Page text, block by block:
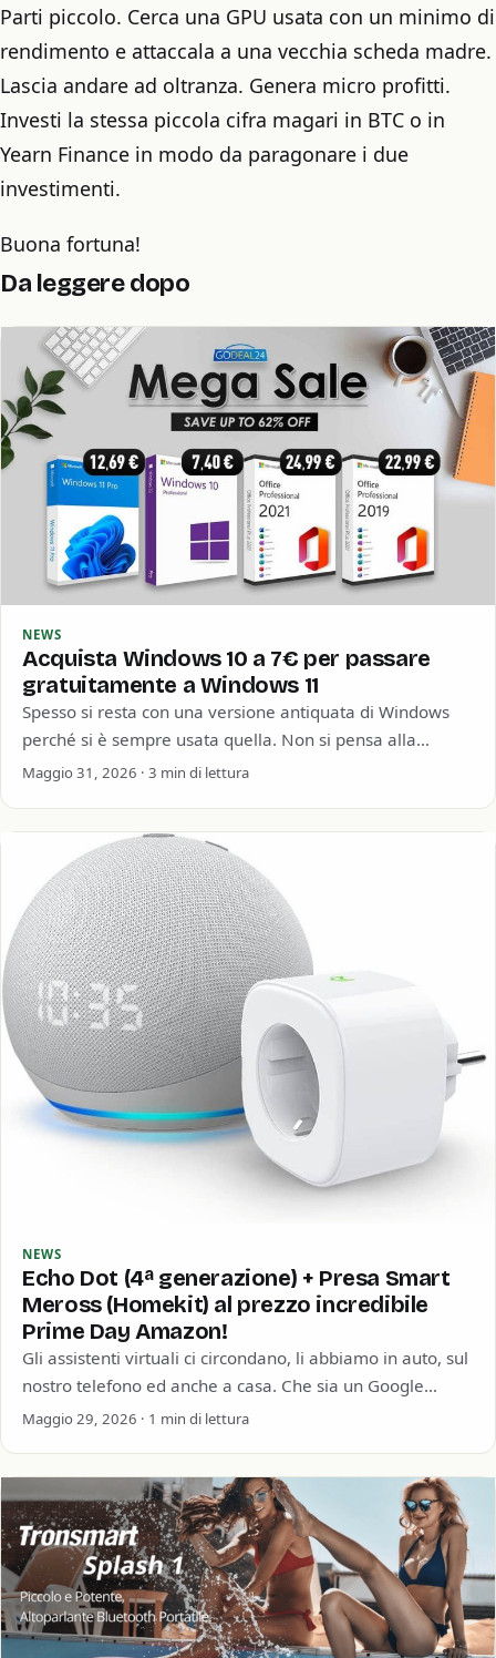
Parti piccolo. Cerca una GPU usata con un minimo di
rendimento e attaccala a una vecchia scheda madre.
Lascia andare ad oltranza. Genera micro profitti.
Investi la stessa piccola cifra magari in BTC o in
Yearn Finance in modo da paragonare i due
investimenti.
Buona fortuna!
Da leggere dopo
NEWS
Acquista Windows 10 a 7€ per passare
gratuitamente a Windows 11
Spesso si resta con una versione antiquata di Windows
perché si è sempre usata quella. Non si pensa alla
sicurezza informatica o…
Maggio 31, 2026 · 3 min di lettura
NEWS
Echo Dot (4ª generazione) + Presa Smart
Meross (Homekit) al prezzo incredibile
Prime Day Amazon!
Gli assistenti virtuali ci circondano, li abbiamo in auto, sul
nostro telefono ed anche a casa. Che sia un Google
Home, un…
Maggio 29, 2026 · 1 min di lettura